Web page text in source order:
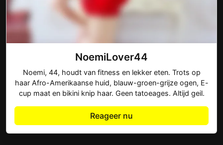
NoemiLover44
Noemi, 44, houdt van fitness en lekker eten. Trots op
haar Afro-Amerikaanse huid, blauw-groen-grijze ogen, E-
cup maat en bikini knip haar. Geen tatoeages. Altijd geil.
Reageer nu